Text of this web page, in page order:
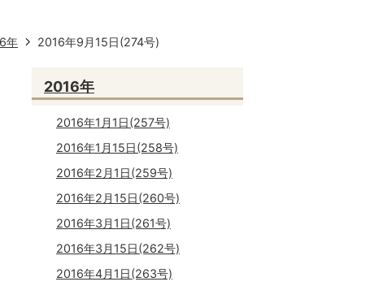
年 2016年9月15日(274号)
2016年
2016年1月1日(257号)
2016年1月15日(258号)
2016年2月1日(259号)
2016年2月15日(260号)
2016年3月1日(261号)
2016年3月15日(262号)
2016年4月1日(263号)